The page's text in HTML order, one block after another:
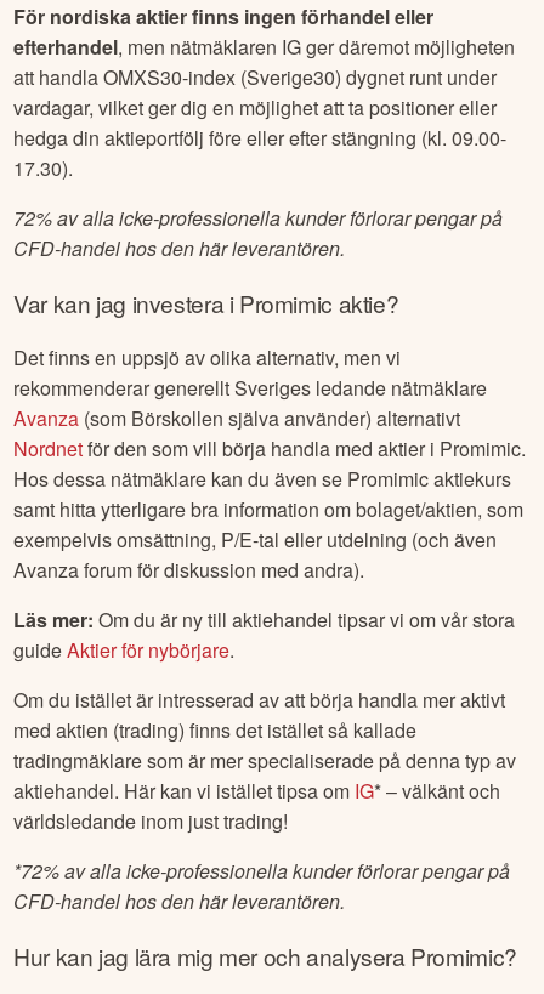
För nordiska aktier finns ingen förhandel eller
efterhandel, men nätmäklaren IG ger däremot möjligheten
att handla OMXS30-index (Sverige30) dygnet runt under
vardagar, vilket ger dig en möjlighet att ta positioner eller
hedga din aktieportfölj före eller efter stängning (kl. 09.00-
17.30).
72% av alla icke-professionella kunder förlorar pengar på
CFD-handel hos den här leverantören.
Var kan jag investera iPromimic aktie?
Det finns en uppsjö av olika alternativ, men vi
rekommenderar generellt Sveriges ledande nätmäklare
Avanza (som Börskollen själva använder) alternativt
Nordnetför den som vill börja handla med aktier i Promimic.
Hos dessa nätmäklare kan du även se Promimicaktiekurs
samt hitta ytterligare bra information om bolaget/aktien, som
exempelvis omsättning, P/E-tal eller utdelning (och även
Avanza forum för diskussion med andra).
Läs mer: Om du är ny till aktiehandel tipsar vi om vår stora
guideAktier för nybörjare.
Om du istället är intresserad av att börja handla mer aktivt
med aktien (trading) finns det istället så kallade
tradingmäklare som är mer specialiserade på denna typ av
aktiehandel. Här kan vi istället tipsa om IG* – välkänt och
världsledande inom just trading!
*72% av alla icke-professionella kunder förlorar pengar på
CFD-handel hos den här leverantören.
Hur kan jag lära mig mer och analyseraPromimic?